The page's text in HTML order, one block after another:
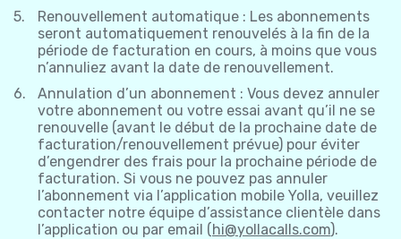
Renouvellement automatique : Les abonnements
seront automatiquement renouvelés à la fin de la
période de facturation en cours, à moins que vous
n’annuliez avant la date de renouvellement.
Annulation d’un abonnement : Vous devez annuler
votre abonnement ou votre essai avant qu’il ne se
renouvelle (avant le début de la prochaine date de
facturation/renouvellement prévue) pour éviter
d’engendrer des frais pour la prochaine période de
facturation. Si vous ne pouvez pas annuler
l’abonnement via l’application mobile Yolla, veuillez
contacter notre équipe d’assistance clientèle dans
l’application ou par email (hi@yollacalls.com).